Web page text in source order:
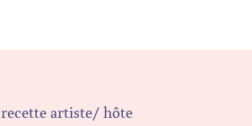
recette artiste/ hôte